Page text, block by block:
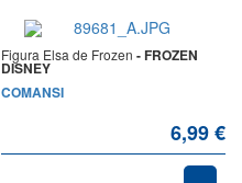
Figura Elsa de Frozen - FROZEN
DISNEY
COMANSI
6,99 €